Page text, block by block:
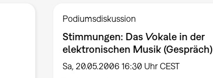
Podiumsdiskussion
Stimmungen: Das Vokale in der
elektronischen Musik (Gespräch)
Sa, 20.05.2006 16:30 Uhr CEST